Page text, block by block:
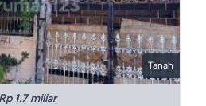
Tanah
Rp 1.7 miliar